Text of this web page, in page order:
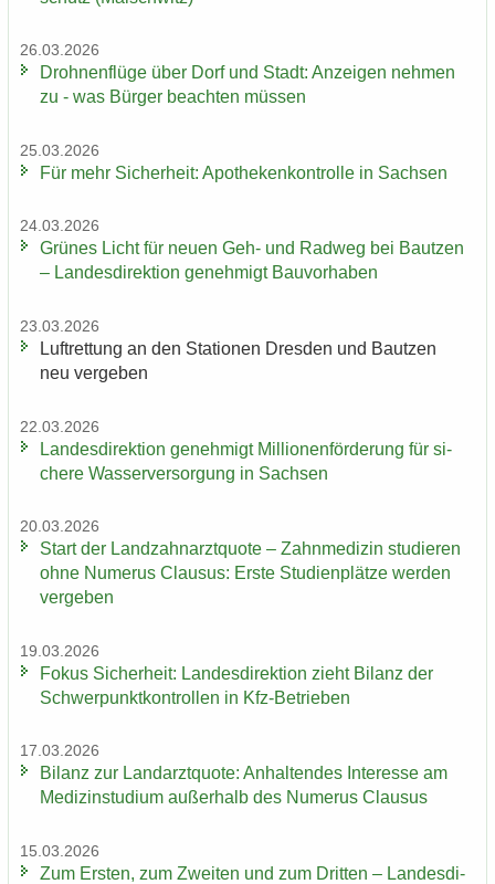
26.03.2026
Droh­nen­flü­ge über Dorf und Stadt: An­zei­gen neh­men
zu - was Bür­ger be­ach­ten müs­sen
25.03.2026
Für mehr Si­cher­heit: Apo­the­ken­kon­trol­le in Sach­sen
24.03.2026
Grü­nes Licht für neuen Geh- und Rad­weg bei Baut­zen
– Lan­des­di­rek­ti­on ge­neh­migt Bau­vor­ha­ben
23.03.2026
Luft­ret­tung an den Sta­tio­nen Dres­den und Baut­zen
neu ver­ge­ben
22.03.2026
Lan­des­di­rek­ti­on ge­neh­migt Mil­lio­nen­för­de­rung für si­
che­re Was­ser­ver­sor­gung in Sach­sen
20.03.2026
Start der Land­zahn­arzt­quo­te – Zahn­me­di­zin stu­die­ren
ohne Nu­me­rus Clau­sus: Erste Stu­di­en­plät­ze wer­den
ver­ge­ben
19.03.2026
Fokus Si­cher­heit: Lan­des­di­rek­ti­on zieht Bi­lanz der
Schwer­punkt­kon­trol­len in Kfz-​Betrieben
17.03.2026
Bi­lanz zur Land­arzt­quo­te: An­hal­ten­des In­ter­es­se am
Me­di­zin­stu­di­um au­ßer­halb des Nu­me­rus Clau­sus
15.03.2026
Zum Ers­ten, zum Zwei­ten und zum Drit­ten – Lan­des­di­